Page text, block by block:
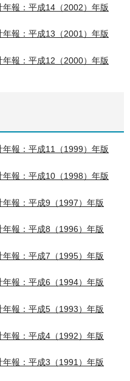
報：平成14（2002）年版
報：平成13（2001）年版
報：平成12（2000）年版
報：平成11（1999）年版
報：平成10（1998）年版
報：平成9（1997）年版
報：平成8（1996）年版
報：平成7（1995）年版
報：平成6（1994）年版
報：平成5（1993）年版
報：平成4（1992）年版
報：平成3（1991）年版